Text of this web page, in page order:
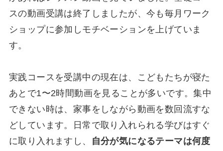
スの動画受講は終了しましたが、今も毎月ワーク
ショップに参加しモチベーションを上げていま
す。
実践コースを受講中の現在は、こどもたちが寝た
あとで1〜2時間動画を見ることが多いです。集中
できない時は、家事をしながら動画を数回流すな
どしています。日常で取り入れられる学びはすぐ
に取り入れますし、
自分が気になるテーマは何度